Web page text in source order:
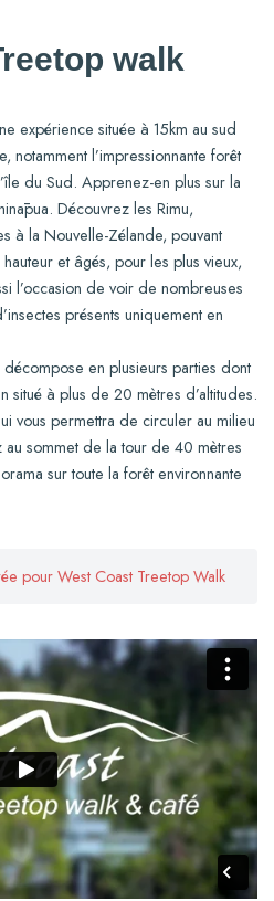
walk
expérience située à 15km au sud
notamment l’impressionnante forêt
du Sud. Apprenez-en plus sur la
Découvrez les Rimu,
à la Nouvelle-Zélande, pouvant
et âgés, pour les plus vieux,
l’occasion de voir de nombreuses
présents uniquement en
décompose en plusieurs parties dont
situé à plus de 20 mètres d’altitudes.
vous permettra de circuler au milieu
sommet de la tour de 40 mètres
sur toute la forêt environnante
pour West Coast Treetop Walk